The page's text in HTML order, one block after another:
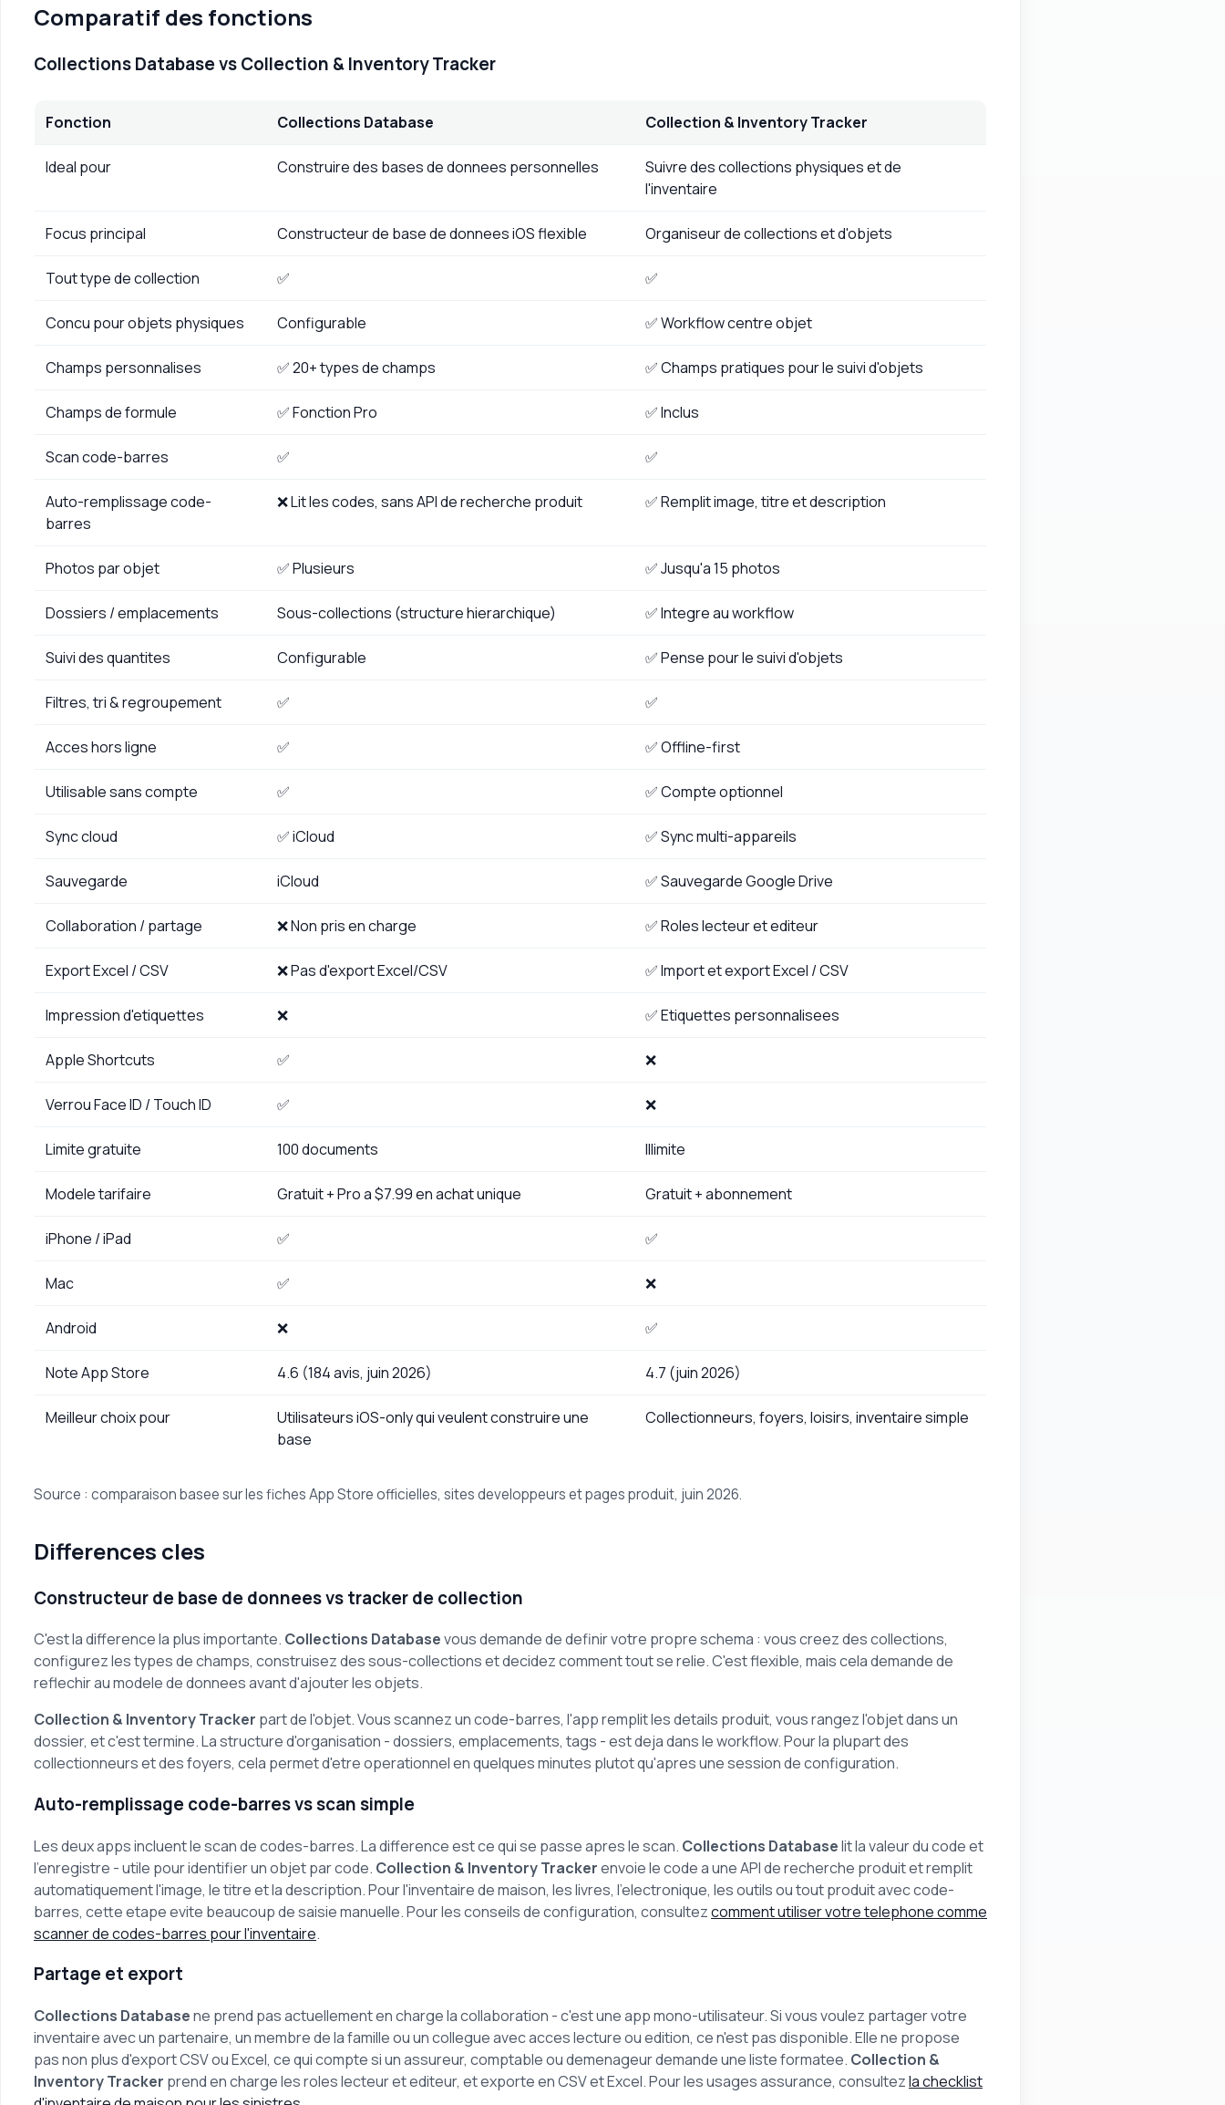
Comparatif des fonctions
Collections DatabasevsCollection & Inventory Tracker
Fonction Collections Database Collection & Inventory Tracker
Ideal pour Construire des bases de donnees personnelles
Suivre des collections physiques et de
l'inventaire
Focus principal Constructeur de base de donnees iOS flexible Organiseur de collections et d'objets
Tout type de collection ✅ ✅
Concu pour objets physiques Configurable ✅ Workflow centre objet
Champs personnalises ✅ 20+ types de champs ✅ Champs pratiques pour le suivi d'objets
Champs de formule ✅ Fonction Pro ✅ Inclus
Scan code-barres ✅ ✅
Auto-remplissage code-
barres
❌ Lit les codes, sans API de recherche produit ✅ Remplit image, titre et description
Photos par objet ✅ Plusieurs ✅ Jusqu'a 15 photos
Dossiers / emplacements Sous-collections (structure hierarchique) ✅ Integre au workflow
Suivi des quantites Configurable ✅ Pense pour le suivi d'objets
Filtres, tri & regroupement ✅ ✅
Acces hors ligne ✅ ✅ Offline-first
Utilisable sans compte ✅ ✅ Compte optionnel
Sync cloud ✅ iCloud ✅ Sync multi-appareils
Sauvegarde iCloud ✅ Sauvegarde Google Drive
Collaboration / partage ❌ Non pris en charge ✅ Roles lecteur et editeur
Export Excel / CSV ❌ Pas d'export Excel/CSV ✅ Import et export Excel / CSV
Impression d'etiquettes ❌ ✅ Etiquettes personnalisees
Apple Shortcuts ✅ ❌
Verrou Face ID / Touch ID ✅ ❌
Limite gratuite 100 documents Illimite
Modele tarifaire Gratuit + Pro a $7.99 en achat unique Gratuit + abonnement
iPhone / iPad ✅ ✅
Mac ✅ ❌
Android ❌ ✅
Note App Store 4.6 (184 avis, juin 2026) 4.7 (juin 2026)
Meilleur choix pour
Utilisateurs iOS-only qui veulent construire une
base
Collectionneurs, foyers, loisirs, inventaire simple
Source : comparaison basee sur les fiches App Store officielles, sites developpeurs et pages produit, juin 2026.
Differences cles
Constructeur de base de donnees vs tracker de collection
C'est la difference la plus importante. Collections Databasevous demande de definir votre propre schema : vous creez des collections,
configurez les types de champs, construisez des sous-collections et decidez comment tout se relie. C'est flexible, mais cela demande de
reflechir au modele de donnees avant d'ajouter les objets.
Collection & Inventory Tracker part de l'objet. Vous scannez un code-barres, l'app remplit les details produit, vous rangez l'objet dans un
dossier, et c'est termine. La structure d'organisation - dossiers, emplacements, tags - est deja dans le workflow. Pour la plupart des
collectionneurs et des foyers, cela permet d'etre operationnel en quelques minutes plutot qu'apres une session de configuration.
Auto-remplissage code-barres vs scan simple
Les deux apps incluent le scan de codes-barres. La difference est ce qui se passe apres le scan. Collections Databaselit la valeur du code et
l'enregistre - utile pour identifier un objet par code. Collection & Inventory Trackerenvoie le code a une API de recherche produit et remplit
automatiquement l'image, le titre et la description. Pour l'inventaire de maison, les livres, l'electronique, les outils ou tout produit avec code-
barres, cette etape evite beaucoup de saisie manuelle. Pour les conseils de configuration, consultezcomment utiliser votre telephone comme
scanner de codes-barres pour l'inventaire.
Partage et export
Collections Databasene prend pas actuellement en charge la collaboration - c'est une app mono-utilisateur. Si vous voulez partager votre
inventaire avec un partenaire, un membre de la famille ou un collegue avec acces lecture ou edition, ce n'est pas disponible. Elle ne propose
pas non plus d'export CSV ou Excel, ce qui compte si un assureur, comptable ou demenageur demande une liste formatee. Collection &
Inventory Tracker prend en charge les roles lecteur et editeur, et exporte en CSV et Excel. Pour les usages assurance, consultezla checklist